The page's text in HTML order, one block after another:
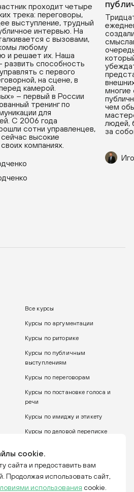
cookie.
сайта и предоставить вам
Продолжая использовать сайт,
использования cookie.
проходит четыре
трека: переговоры,
выступление, трудный
интервью. На
с вызовами,
любому
и решает их. Наша
развить способность
с первого
на сцене, в
камерой.
– первый в России
тренинг по
для
С 2006 года
сотни управленцев,
высокие
компаниях.
многие
чем
людей,
за
Все курсы
Курсы по аргументации
Курсы по риторике
Курсы по публичным
выступлениям
Курсы по переговорам
Курсы по постановке голоса и
речи
Курсы по имиджу и этикету
Курсы по деловой переписке